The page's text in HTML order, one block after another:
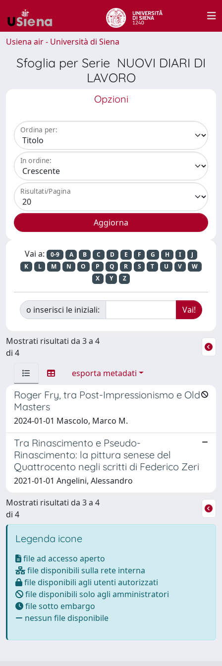
Usiena air - Università di Siena
Sfoglia per Serie NUOVI DIARI DI
LAVORO
Opzioni
Ordina per:
In ordine:
Risultati/Pagina
Vai a: 0-9 A B C D E F G H I
J
K
L M N O P Q R S T U V
W
X
Y Z
o inserisci le iniziali:
Mostrati risultati da 3 a 4
di 4
esporta metadati
Roger Fry, tra Post-Impressionismo e Old
Masters
2024-01-01 Mascolo, Marco M.
Tra Rinascimento e Pseudo-
Rinascimento: la pittura senese del
Quattrocento negli scritti di Federico Zeri
2021-01-01 Angelini, Alessandro
Mostrati risultati da 3 a 4
di 4
Legenda icone
file ad accesso aperto
file disponibili sulla rete interna
file disponibili agli utenti autorizzati
file disponibili solo agli amministratori
file sotto embargo
nessun file disponibile